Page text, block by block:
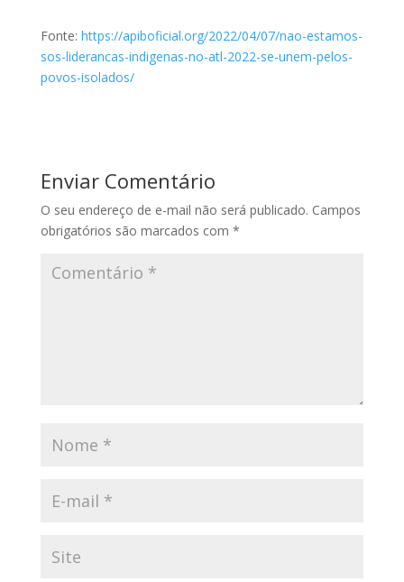
Fonte: https://apiboficial.org/2022/04/07/nao-estamos-
sos-liderancas-indigenas-no-atl-2022-se-unem-pelos-
povos-isolados/
Enviar Comentário
O seu endereço de e-mail não será publicado. Campos
obrigatórios são marcados com *